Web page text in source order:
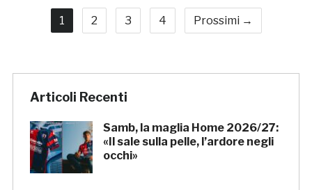
1 2 3 4 Prossimi →
Articoli Recenti
Samb, la maglia Home 2026/27:
«Il sale sulla pelle, l’ardore negli
occhi»